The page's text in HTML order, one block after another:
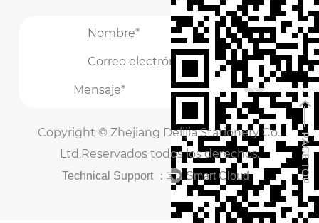
/
Copyright © Zhejiang Delijia Stationery Co.,
Ltd.Reservados todos los derechos.
Technical Support ： Smart Cloud